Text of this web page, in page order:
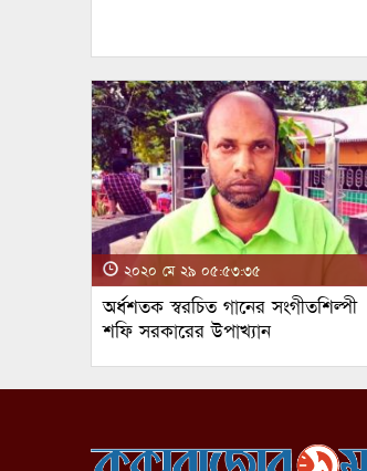
২০২০ মে ২৯ ০৫:৫৩:৩৫
অর্ধশতক স্বরচিত গানের সংগীতশিল্পী
শফি সরকারের উপাখ্যান